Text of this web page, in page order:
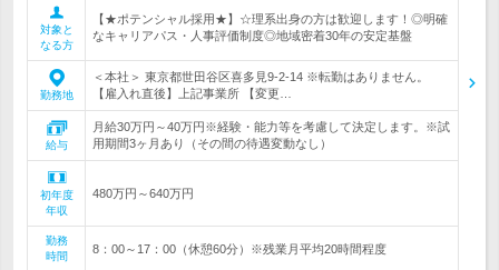
対象と
なる方
【★ポテンシャル採用★】☆理系出身の方は歓迎します！◎明確
なキャリアパス・人事評価制度◎地域密着30年の安定基盤
勤務地
＜本社＞ 東京都世田谷区喜多見9-2-14 ※転勤はありません。
【雇入れ直後】上記事業所 【変更…
給与
月給30万円～40万円※経験・能力等を考慮して決定します。※試
用期間3ヶ月あり（その間の待遇変動なし）
初年度
年収
480万円～640万円
勤務
時間
8：00～17：00（休憩60分）※残業月平均20時間程度